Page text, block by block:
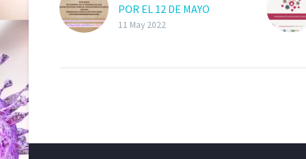
POR EL 12 DE MAYO
11 May 2022